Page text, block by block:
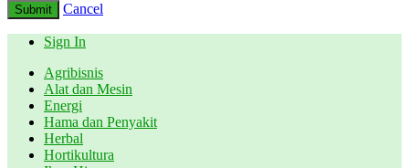
Submit Cancel
Sign In
Agribisnis
Alat dan Mesin
Energi
Hama dan Penyakit
Herbal
Hortikultura